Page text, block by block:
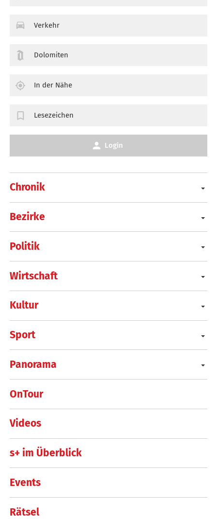
Chronik
Bezirke
Politik
Wirtschaft
Kultur
Sport
Panorama
OnTour
Videos
s+ im Überblick
Events
Rätsel
Verkehr
Dolomiten
In der Nähe
Lesezeichen
Login